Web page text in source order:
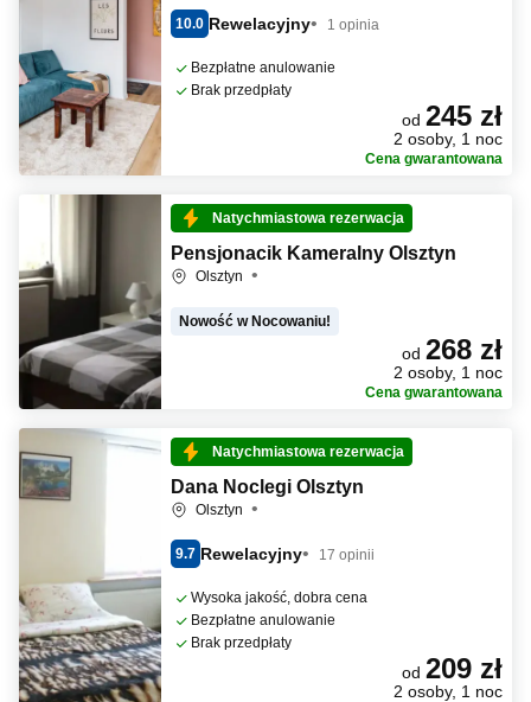
10.0 Rewelacyjny 1 opinia
Bezpłatne anulowanie
Brak przedpłaty
od 245 zł
2 osoby, 1 noc
Cena gwarantowana
Natychmiastowa rezerwacja
Pensjonacik Kameralny Olsztyn
Olsztyn
Nowość w Nocowaniu!
od 268 zł
2 osoby, 1 noc
Cena gwarantowana
Natychmiastowa rezerwacja
Dana Noclegi Olsztyn
Olsztyn
9.7 Rewelacyjny 17 opinii
Wysoka jakość, dobra cena
Bezpłatne anulowanie
Brak przedpłaty
od 209 zł
2 osoby, 1 noc